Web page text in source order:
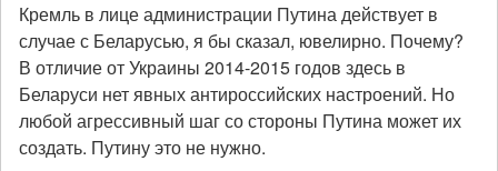
Кремль в лице администрации Путина действует в
случае с Беларусью, я бы сказал, ювелирно. Почему?
В отличие от Украины 2014-2015 годов здесь в
Беларуси нет явных антироссийских настроений. Но
любой агрессивный шаг со стороны Путина может их
создать. Путину это не нужно.